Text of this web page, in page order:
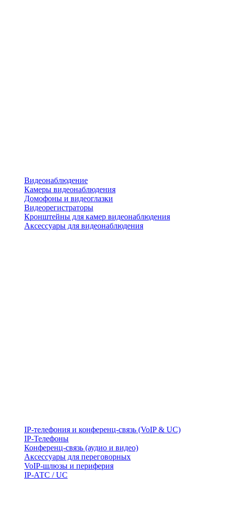
Видеонаблюдение
Камеры видеонаблюдения
Домофоны и видеоглазки
Видеорегистраторы
Кронштейны для камер видеонаблюдения
Аксессуары для видеонаблюдения
IP-телефония и конференц-связь (VoIP & UC)
IP-Телефоны
Конференц-связь (аудио и видео)
Аксессуары для переговорных
VoIP-шлюзы и периферия
IP-АТС / UC